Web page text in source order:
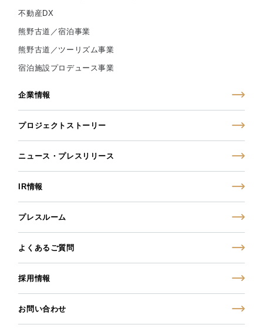
不動産DX
熊野古道／宿泊事業
熊野古道／ツーリズム事業
宿泊施設プロデュース事業
企業情報
プロジェクトストーリー
ニュース・プレスリリース
IR情報
プレスルーム
よくあるご質問
採用情報
お問い合わせ